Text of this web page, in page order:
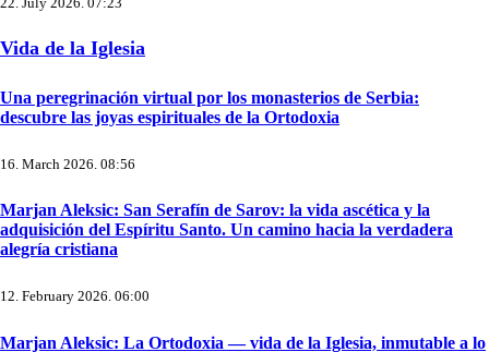
Vida de la Iglesia
Una peregrinación virtual por los monasterios de Serbia:
descubre las joyas espirituales de la Ortodoxia
16. March 2026. 08:56
Marjan Aleksic: San Serafín de Sarov: la vida ascética y la
adquisición del Espíritu Santo. Un camino hacia la verdadera
alegría cristiana
12. February 2026. 06:00
Marjan Aleksic: La Ortodoxia — vida de la Iglesia, inmutable a lo